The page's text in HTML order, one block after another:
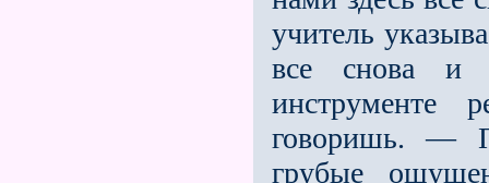
учитель
все снова и
инструменте
говоришь. —
грубые